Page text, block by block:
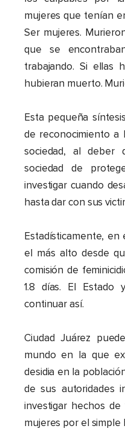
mujeres que tenían
Ser mujeres.
que se
trabajando. Si ellas
hubieran muerto.
Esta pequeña
de reconocimiento a
sociedad, al
sociedad de
investigar cuando
hasta dar con sus
Estadísticamente, en
el más alto desde
comisión de
1.8 días. El Estado
continuar así.
Ciudad Juárez
mundo en la que
desidia en la
de sus autoridades
investigar hechos
mujeres por el simple